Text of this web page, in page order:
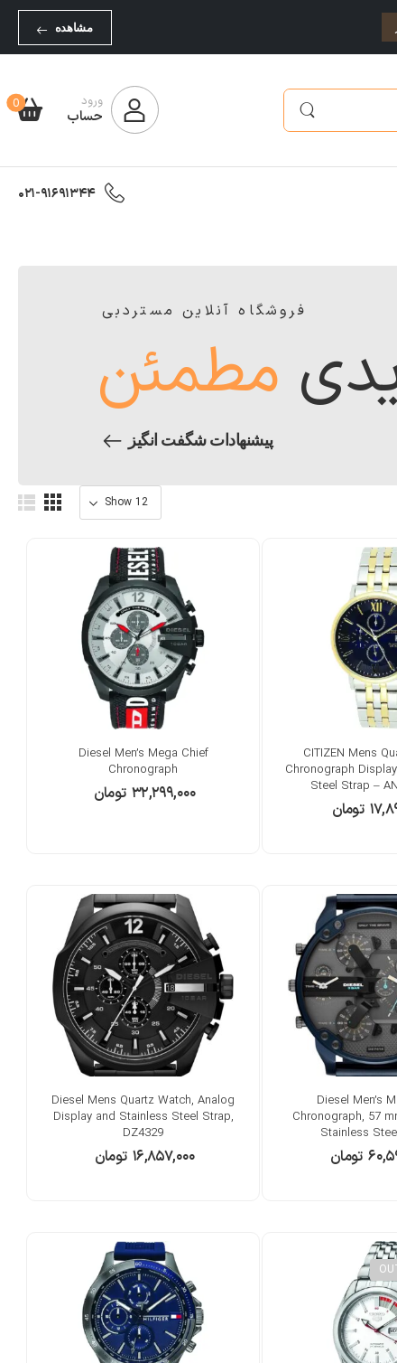
مشاهده
ورود
حساب
0
021-91691344
فروشگاه آنلاین مستردبی
مطمئن
پیشنهادات شگفت انگیز
CITIZEN Mens
Chronograph
Steel Strap –
تومان
Diesel Men’s Mega Chief
Chronograph
۳۲,۲۹۹,۰۰۰ تومان
Diesel Men’s
Chronograph, 57
Stainless
تومان
Diesel Mens Quartz Watch, Analog
Display and Stainless Steel Strap,
DZ4329
۱۶,۸۵۷,۰۰۰ تومان